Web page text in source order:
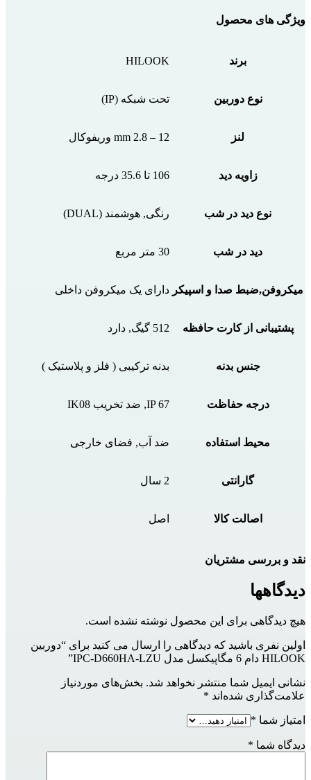
ویژگی های محصول
برند HILOOK
نوع دوربین تحت شبکه (IP)
لنز 12 – 2.8 mm وریفوکال
زاویه دید 106 تا 35.6 درجه
نوع دید در شب رنگی, هوشمند (DUAL)
دید در شب 30 متر مربع
میکروفن,ضبط صدا و اسپیکر دارای یک میکروفن داخلی
پشتیبانی از کارت حافظه 512 گیگ, دارد
جنس بدنه بدنه ترکیبی ( فلز و پلاستیک )
درجه حفاظت IP 67, ضد تخریب IK08
محیط استفاده ضد آب, فضای خارجی
گارانتی 2 سال
اصالت کالا اصل
نقد و بررسی مشتریان
دیدگاهها
هیچ دیدگاهی برای این محصول نوشته نشده است.
اولین نفری باشید که دیدگاهی را ارسال می کنید برای “دوربین
HILOOK دام 6 مگاپیکسل مدل IPC-D660HA-LZU”
نشانی ایمیل شما منتشر نخواهد شد. بخش‌های موردنیاز
علامت‌گذاری شده‌اند *
امتیاز شما *
دیدگاه شما *